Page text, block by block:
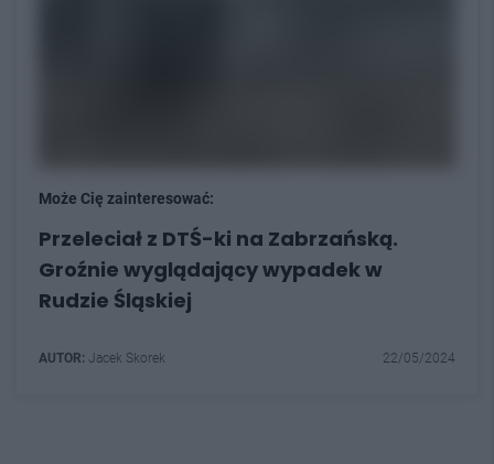
Może Cię zainteresować:
Przeleciał z DTŚ-ki na Zabrzańską.
Groźnie wyglądający wypadek w
Rudzie Śląskiej
AUTOR: Jacek Skorek 22/05/2024